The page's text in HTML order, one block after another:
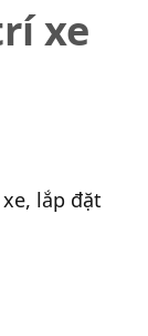
xe
lắp đặt